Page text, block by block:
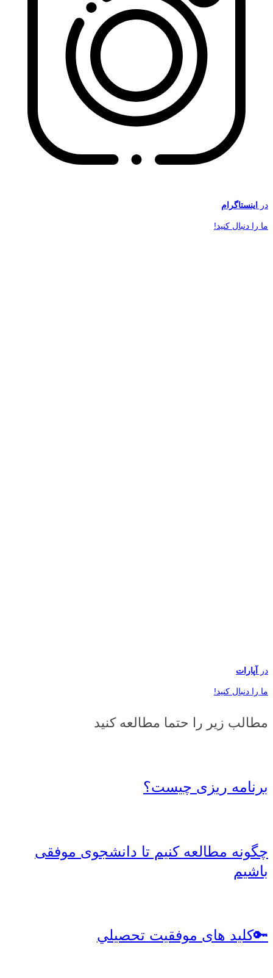
در اینستاگرام
ما را دنبال کنید!
در آپارات
ما را دنبال کنید!
مطالب زیر را حتما مطالعه کنید
برنامه ریزی چیست؟
چگونه مطالعه کنیم تا دانشجوی موفقی
باشیم
🔑کلید های موفقيت تحصيلي